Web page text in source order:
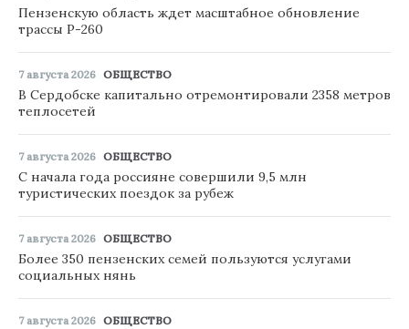
Пензенскую область ждет масштабное обновление
трассы Р-260
7 августа 2026 ОБЩЕСТВО
В Сердобске капитально отремонтировали 2358 метров
теплосетей
7 августа 2026 ОБЩЕСТВО
С начала года россияне совершили 9,5 млн
туристических поездок за рубеж
7 августа 2026 ОБЩЕСТВО
Более 350 пензенских семей пользуются услугами
социальных нянь
7 августа 2026 ОБЩЕСТВО